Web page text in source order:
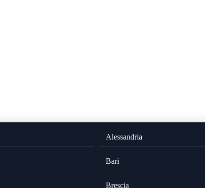
Alessandria
Bari
Brescia